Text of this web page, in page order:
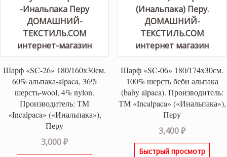
Шарф «SC-26» 180/160х30см.
60% альпака-alpaca, 36%
шерсть-wool, 4% nylon.
Производитель: ТМ
«Incalpaca» («Инальпака»),
Перу
3,000₽
Шарф «SC-06» 180/174х30см.
100% шерсть беби альпака
(baby alpaca). Производитель:
ТМ «Incalpaca» («Инальпака»),
Перу
3,400₽
Быстрый просмотр